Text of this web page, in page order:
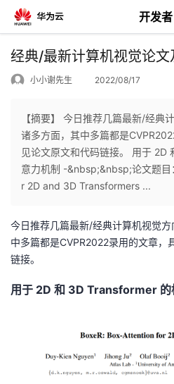
开发者
返
个
主
的
经典/最新计算机视觉论文
小小谢先生 2022/08/17
【摘要】 今日推荐几篇最新/经典
诸多方面，其中多篇都是
见论文原文和代码链接。 用于 2D
意力机制 -&nbsp;&nbsp;论文题
r 2D and 3D Transformers ...
今日推荐几篇最新/经典计算机视觉
中多篇都是CVPR2022录用的文章，
链接。
用于 2D 和 3D Transformer 的